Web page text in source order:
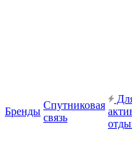
Бренды
Спутниковая
связь